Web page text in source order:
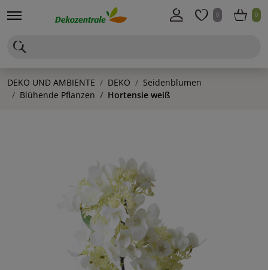
0 0
DEKO UND AMBIENTE DEKO
Seidenblumen
Blühende Pflanzen
Hortensie weiß